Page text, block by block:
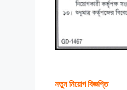
নতুন নিয়োগ বিজ্ঞপ্তি